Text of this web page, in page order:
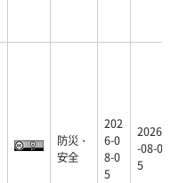
防災・
安全
202
6-0
8-0
5
2026
-08-0
5